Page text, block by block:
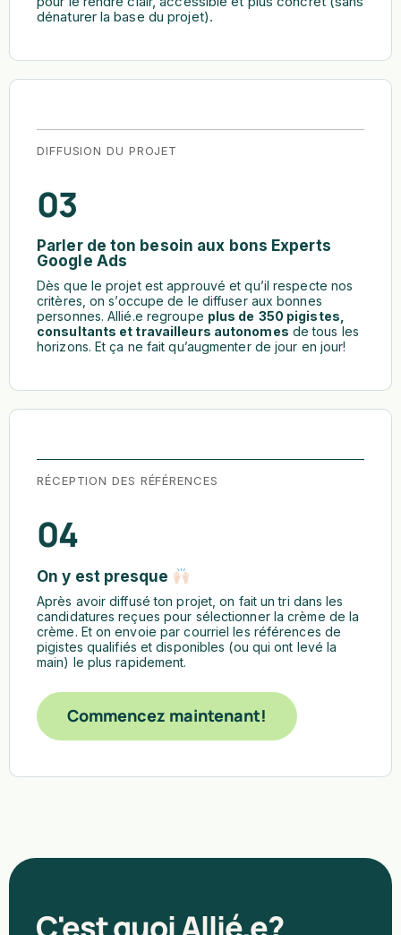
dénaturer la base du projet).
DIFFUSION DU PROJET
03
Parler de ton besoin aux bons Experts
Google Ads
Dès que le projet est approuvé et qu’il respecte nos
critères, on s’occupe de le diffuser aux bonnes
personnes. Allié.e regroupe plus de 350 pigistes,
consultants et travailleurs autonomes de tous les
horizons. Et ça ne fait qu’augmenter de jour en jour!
RÉCEPTION DES RÉFÉRENCES
04
On y est presque
Après avoir diffusé ton projet, on fait un tri dans les
candidatures reçues pour sélectionner la crème de la
crème. Et on envoie par courriel les références de
pigistes qualifiés et disponibles (ou qui ont levé la
main) le plus rapidement.
Commencez maintenant!